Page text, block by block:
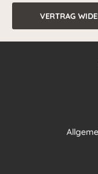
VERTRAG